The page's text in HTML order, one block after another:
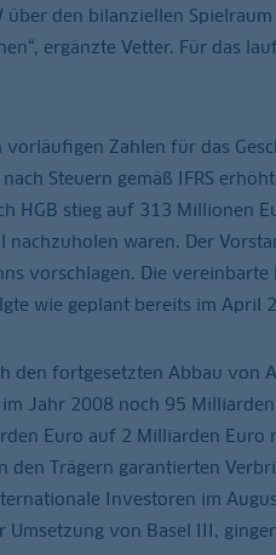
den bilanziellen
ergänzte Vetter. Für das
Zahlen für das
Steuern gemäß IFRS
HGB stieg auf 313 Millionen
waren. Der
vorschlagen. Die
wie geplant bereits im April
den fortgesetzten Abbau von
Jahr 2008 noch 95
Euro auf 2 Milliarden Euro
den Trägern garantierten
Investoren im
Umsetzung von Basel III,